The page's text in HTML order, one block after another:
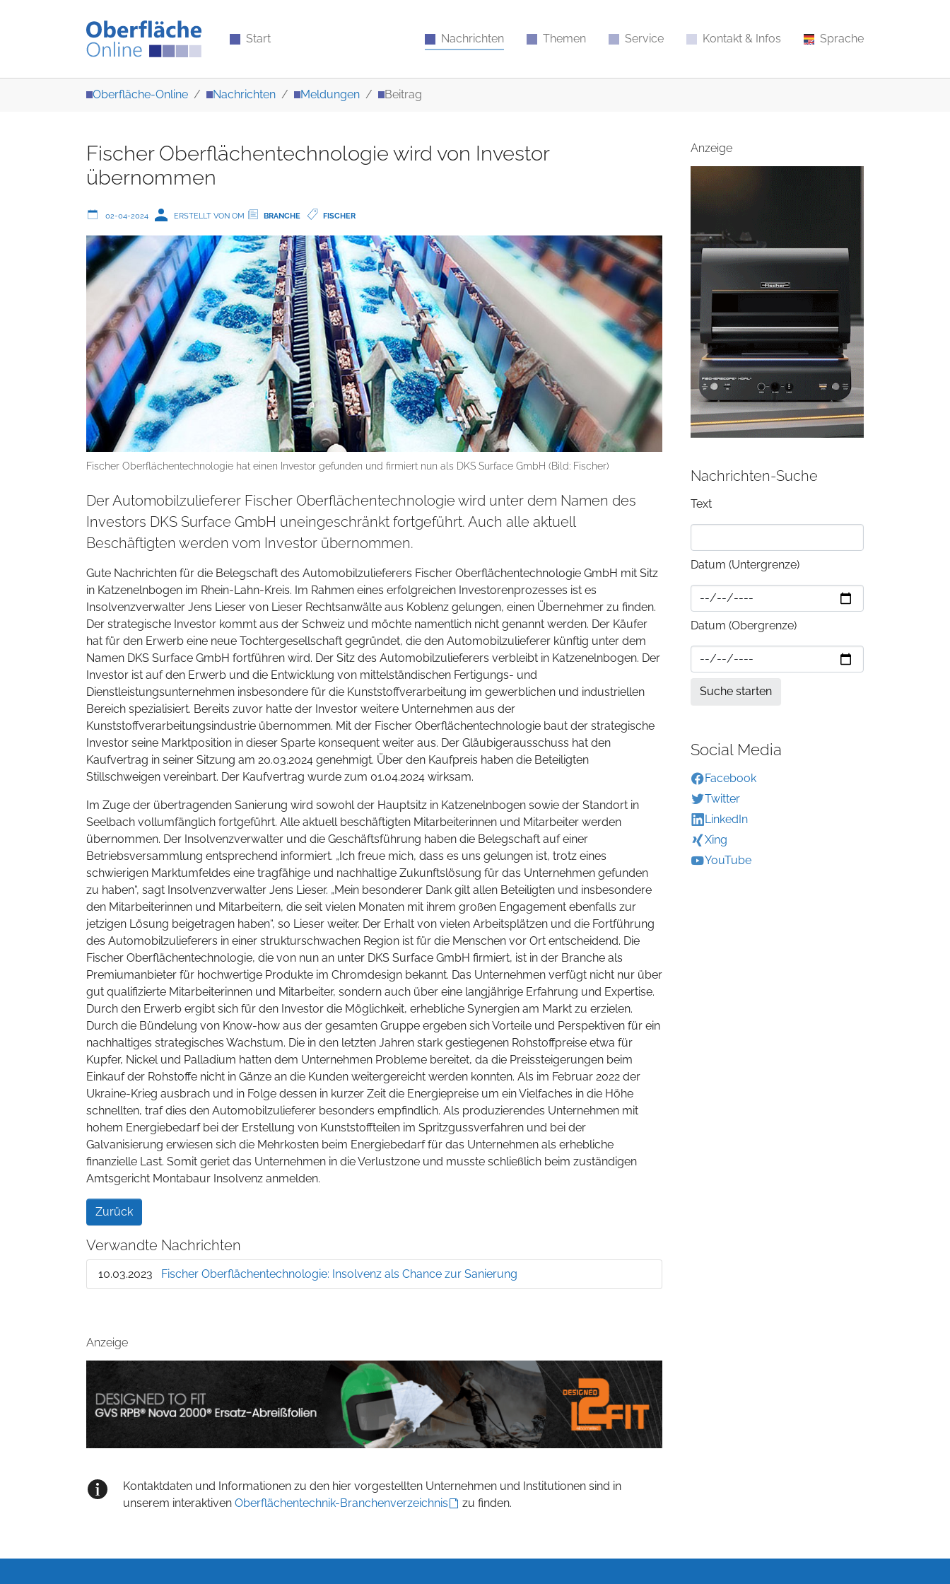
Start Nachrichten Themen Service Kontakt & Infos Sprache
Oberfläche-Online Nachrichten Meldungen Beitrag
Fischer Oberflächentechnologie wird von Investor
übernommen
02-04-2024 ERSTELLT VON OM BRANCHE FISCHER
Fischer Oberflächentechnologie hat einen Investor gefunden und firmiert nun als DKS Surface GmbH (Bild: Fischer)
Der Automobilzulieferer Fischer Oberflächentechnologie wird unter dem Namen des
Investors DKS Surface GmbH uneingeschränkt fortgeführt. Auch alle aktuell
Beschäftigten werden vom Investor übernommen.
Gute Nachrichten für die Belegschaft des Automobilzulieferers Fischer Oberflächentechnologie GmbH mit Sitz
in Katzenelnbogen im Rhein-Lahn-Kreis. Im Rahmen eines erfolgreichen Investorenprozesses ist es
Insolvenzverwalter Jens Lieser von Lieser Rechtsanwälte aus Koblenz gelungen, einen Übernehmer zu finden.
Der strategische Investor kommt aus der Schweiz und möchte namentlich nicht genannt werden. Der Käufer
hat für den Erwerb eine neue Tochtergesellschaft gegründet, die den Automobilzulieferer künftig unter dem
Namen DKS Surface GmbH fortführen wird. Der Sitz des Automobilzulieferers verbleibt in Katzenelnbogen. Der
Investor ist auf den Erwerb und die Entwicklung von mittelständischen Fertigungs- und
Dienstleistungsunternehmen insbesondere für die Kunststoffverarbeitung im gewerblichen und industriellen
Bereich spezialisiert. Bereits zuvor hatte der Investor weitere Unternehmen aus der
Kunststoffverarbeitungsindustrie übernommen. Mit der Fischer Oberflächentechnologie baut der strategische
Investor seine Marktposition in dieser Sparte konsequent weiter aus. Der Gläubigerausschuss hat den
Kaufvertrag in seiner Sitzung am 20.03.2024 genehmigt. Über den Kaufpreis haben die Beteiligten
Stillschweigen vereinbart. Der Kaufvertrag wurde zum 01.04.2024 wirksam.
Im Zuge der übertragenden Sanierung wird sowohl der Hauptsitz in Katzenelnbogen sowie der Standort in
Seelbach vollumfänglich fortgeführt. Alle aktuell beschäftigten Mitarbeiterinnen und Mitarbeiter werden
übernommen. Der Insolvenzverwalter und die Geschäftsführung haben die Belegschaft auf einer
Betriebsversammlung entsprechend informiert. „Ich freue mich, dass es uns gelungen ist, trotz eines
schwierigen Marktumfeldes eine tragfähige und nachhaltige Zukunftslösung für das Unternehmen gefunden
zu haben“, sagt Insolvenzverwalter Jens Lieser. „Mein besonderer Dank gilt allen Beteiligten und insbesondere
den Mitarbeiterinnen und Mitarbeitern, die seit vielen Monaten mit ihrem großen Engagement ebenfalls zur
jetzigen Lösung beigetragen haben“, so Lieser weiter. Der Erhalt von vielen Arbeitsplätzen und die Fortführung
des Automobilzulieferers in einer strukturschwachen Region ist für die Menschen vor Ort entscheidend. Die
Fischer Oberflächentechnologie, die von nun an unter DKS Surface GmbH firmiert, ist in der Branche als
Premiumanbieter für hochwertige Produkte im Chromdesign bekannt. Das Unternehmen verfügt nicht nur über
gut qualifizierte Mitarbeiterinnen und Mitarbeiter, sondern auch über eine langjährige Erfahrung und Expertise.
Durch den Erwerb ergibt sich für den Investor die Möglichkeit, erhebliche Synergien am Markt zu erzielen.
Durch die Bündelung von Know-how aus der gesamten Gruppe ergeben sich Vorteile und Perspektiven für ein
nachhaltiges strategisches Wachstum. Die in den letzten Jahren stark gestiegenen Rohstoffpreise etwa für
Kupfer, Nickel und Palladium hatten dem Unternehmen Probleme bereitet, da die Preissteigerungen beim
Einkauf der Rohstoffe nicht in Gänze an die Kunden weitergereicht werden konnten. Als im Februar 2022 der
Ukraine-Krieg ausbrach und in Folge dessen in kurzer Zeit die Energiepreise um ein Vielfaches in die Höhe
schnellten, traf dies den Automobilzulieferer besonders empfindlich. Als produzierendes Unternehmen mit
hohem Energiebedarf bei der Erstellung von Kunststoffteilen im Spritzgussverfahren und bei der
Galvanisierung erwiesen sich die Mehrkosten beim Energiebedarf für das Unternehmen als erhebliche
finanzielle Last. Somit geriet das Unternehmen in die Verlustzone und musste schließlich beim zuständigen
Amtsgericht Montabaur Insolvenz anmelden.
Zurück
Verwandte Nachrichten
10.03.2023 Fischer Oberflächentechnologie: Insolvenz als Chance zur Sanierung
Anzeige
Kontaktdaten und Informationen zu den hier vorgestellten Unternehmen und Institutionen sind in
unserem interaktiven Oberflächentechnik-Branchenverzeichnis zu finden.
Anzeige
Nachrichten-Suche
Text
Datum (Untergrenze)
Datum (Obergrenze)
Social Media
Facebook
Twitter
LinkedIn
Xing
YouTube